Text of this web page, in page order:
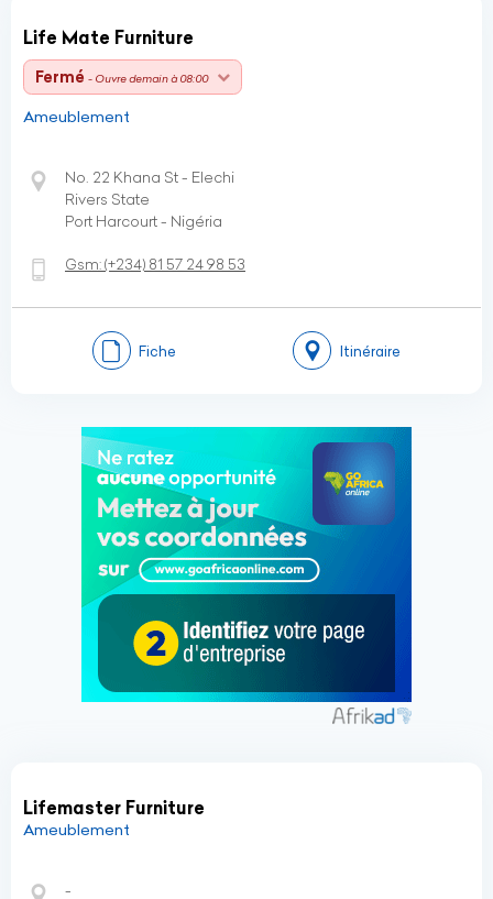
Life Mate Furniture
Fermé - Ouvre demain à 08:00
Ameublement
No. 22 Khana St - Elechi
Rivers State
Port Harcourt - Nigéria
Gsm:(+234) 81 57 24 98 53
Fiche Itinéraire
Lifemaster Furniture
Ameublement
-